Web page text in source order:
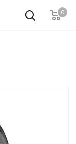
0